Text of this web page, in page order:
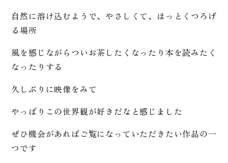
自然に溶け込むようで、やさしくて、ほっとくつろげ
る場所
風を感じながらついお茶したくなったり本を読みたく
なったりする
久しぶりに映像をみて
やっぱりこの世界観が好きだなと感じました
ぜひ機会があればご覧になっていただきたい作品の一
つです